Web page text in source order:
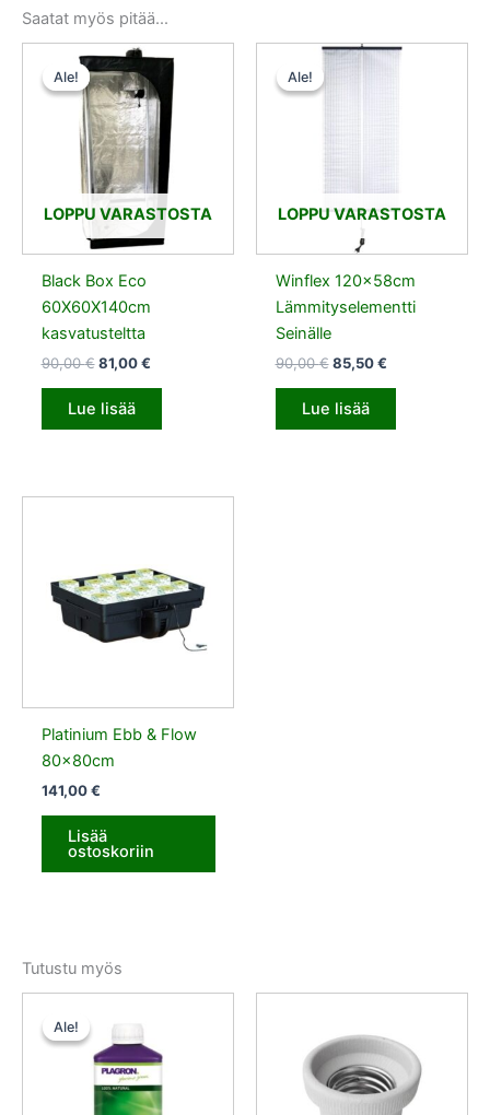
Saatat myös pitää...
Ale!
LOPPU VARASTOSTA
Ale!
Black Box Eco
60X60X140cm
kasvatusteltta
90,00€
Alkuperäinen
hinta
oli:
90,00 €.
81,00€
hinta
on:
81,00 €.
Lue lisää
Ale!
LOPPU VARASTOSTA
Ale!
Winflex 120x58cm
Lämmityselementti
Seinälle
90,00€
Alkuperäinen
85,50€
Nykyinen
Lue lisää
Platinium Ebb & Flow
80x80cm
141,00€
Lisää
ostoskoriin
Tutustu myös
Ale!
Ale!
10,50 €.9,45 €.